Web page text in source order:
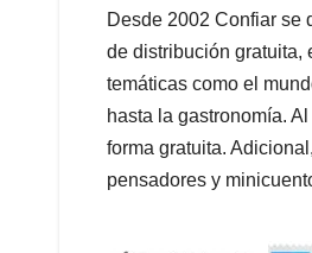
Desde 2002 Confiar se
de distribución gratuita,
temáticas como el
hasta la gastronomía.
forma gratuita.
pensadores y